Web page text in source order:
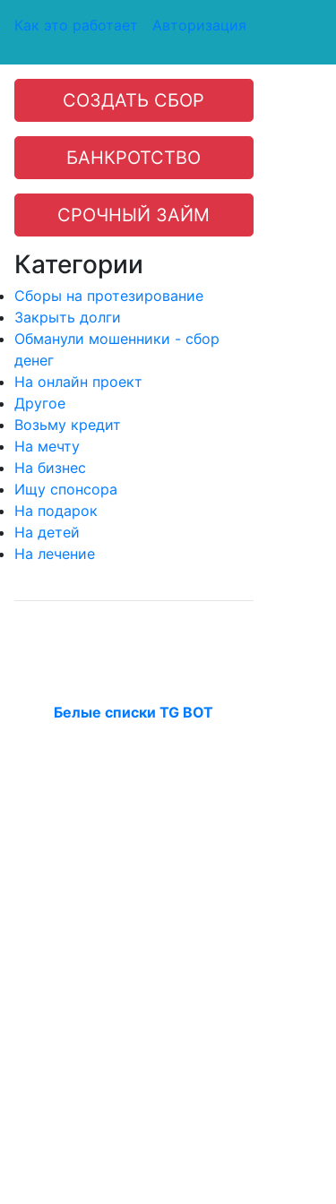
Как это работает Авторизация
СОЗДАТЬ СБОР
БАНКРОТСТВО
СРОЧНЫЙ ЗАЙМ
Категории
Сборы на протезирование
Закрыть долги
Обманули мошенники - сбор
денег
На онлайн проект
Другое
Возьму кредит
На мечту
На бизнес
Ищу спонсора
На подарок
На детей
На лечение
Белые списки TG BOT